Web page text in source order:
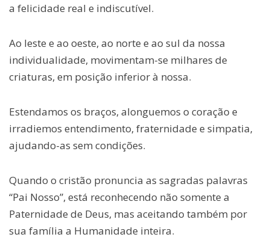
a felicidade real e indiscutível.
Ao leste e ao oeste, ao norte e ao sul da nossa
individualidade, movimentam-se milhares de
criaturas, em posição inferior à nossa.
Estendamos os braços, alonguemos o coração e
irradiemos entendimento, fraternidade e simpatia,
ajudando-as sem condições.
Quando o cristão pronuncia as sagradas palavras
“Pai Nosso”, está reconhecendo não somente a
Paternidade de Deus, mas aceitando também por
sua família a Humanidade inteira.